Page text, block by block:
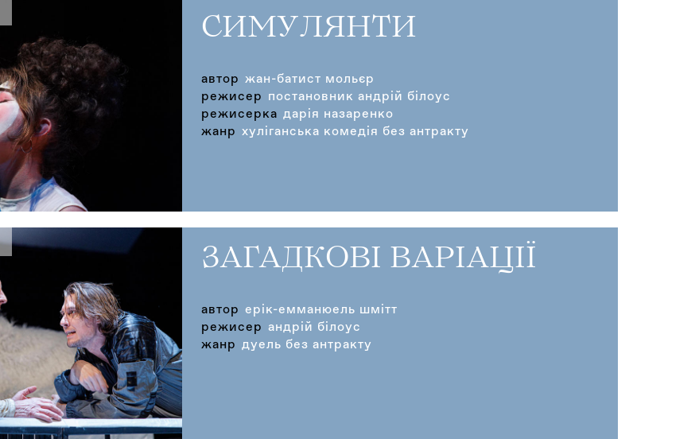
СИМУЛЯНТИ
автор жан-батист мольєр
режисер
постановник андрій білоус
режисерка дарія назаренко
жанр хуліганська комедія без антракту
ЗАГАДКОВІ ВАРІАЦІЇ
автор ерік-емманюель шмітт
режисер андрій білоус
жанр дуель без антракту